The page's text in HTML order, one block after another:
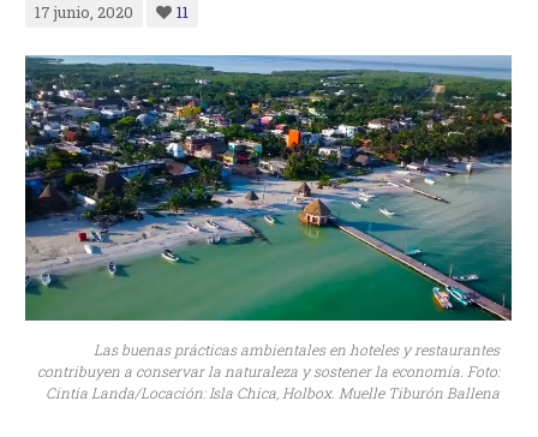
17 junio, 2020
11
Las buenas prácticas ambientales en hoteles y restaurantes
contribuyen a conservar la naturaleza y sostener la economía. Foto:
Cintia Landa/Locación: Isla Chica, Holbox. Muelle Tiburón Ballena